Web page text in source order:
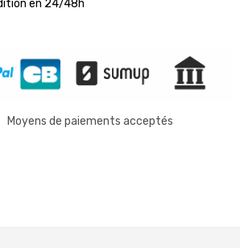
en 24/48h
Moyens de paiements acceptés